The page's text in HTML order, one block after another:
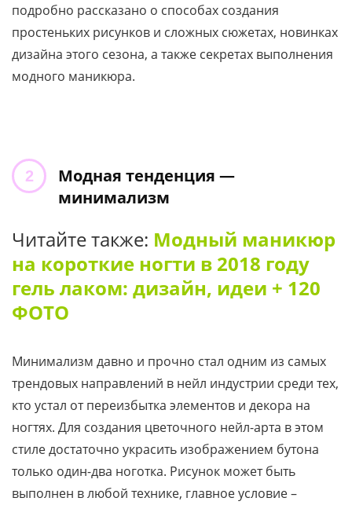
подробно рассказано о способах создания
простеньких рисунков и сложных сюжетах, новинках
дизайна этого сезона, а также секретах выполнения
модного маникюра.
Модная тенденция —
минимализм
Читайте также: Модный маникюр
на короткие ногти в 2018 году
гель лаком: дизайн, идеи + 120
ФОТО
Минимализм давно и прочно стал одним из самых
трендовых направлений в нейл индустрии среди тех,
кто устал от переизбытка элементов и декора на
ногтях. Для создания цветочного нейл-арта в этом
стиле достаточно украсить изображением бутона
только один-два ноготка. Рисунок может быть
выполнен в любой технике, главное условие –